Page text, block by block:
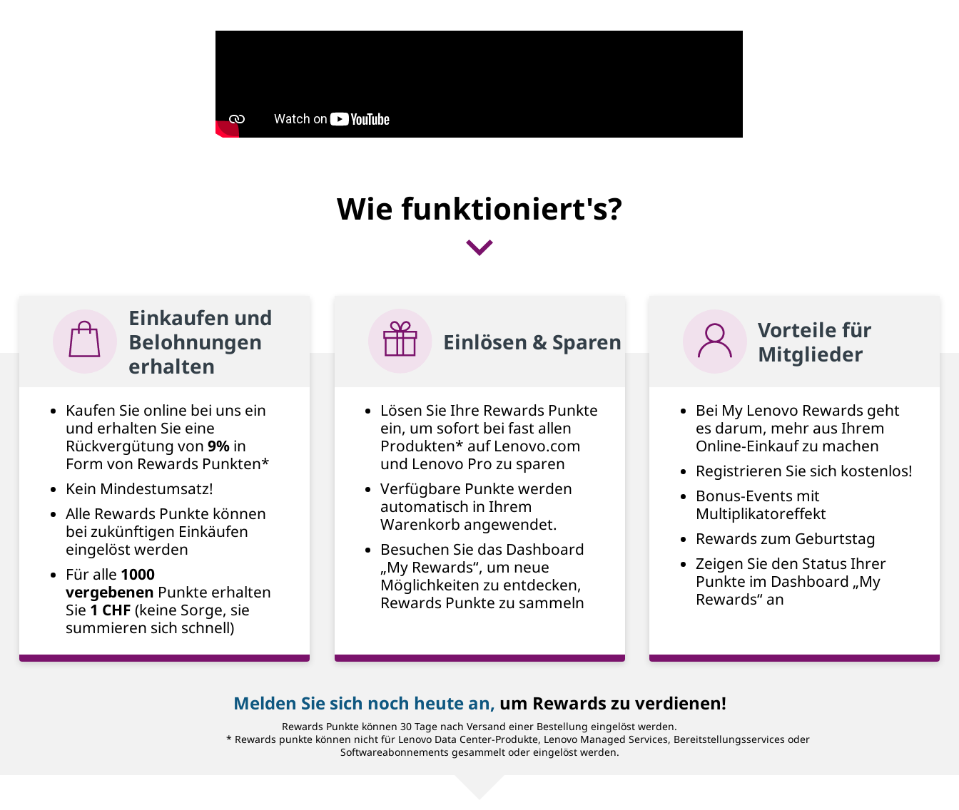
Wie funktioniert's?
Einkaufen und
Belohnungen
erhalten
Kaufen Sie online bei uns ein
und erhalten Sie eine
Rückvergütung von9% in
Form von Rewards Punkten*
Kein Mindestumsatz!
Alle Rewards Punkte können
bei zukünftigen Einkäufen
eingelöst werden
Für alle 1000
vergebenen Punkte erhalten
Sie 1 CHF (keine Sorge, sie
summieren sich schnell)
Einlösen & Sparen
Lösen Sie Ihre Rewards Punkte
ein, um sofort bei fast allen
Produkten* auf Lenovo.com
und Lenovo Pro zu sparen
Verfügbare Punkte werden
automatisch in Ihrem
Warenkorb angewendet.
Besuchen Sie das Dashboard
„My Rewards“, um neue
Möglichkeiten zu entdecken,
Rewards Punkte zu sammeln
Vorteile für
Mitglieder
Bei My Lenovo Rewards geht
es darum, mehr aus Ihrem
Online-Einkauf zu machen
Registrieren Sie sich kostenlos!
Bonus-Events mit
Multiplikatoreffekt
Rewards zum Geburtstag
Zeigen Sie den Status Ihrer
Punkte im Dashboard „My
Rewards“ an
Melden Sie sich noch heute an, um Rewards zu verdienen!
Rewards Punkte können 30 Tage nach Versand einer Bestellung eingelöst werden.
* Rewards punkte können nicht für Lenovo Data Center-Produkte, Lenovo Managed Services, Bereitstellungsservices oder
Softwareabonnements gesammelt oder eingelöst werden.